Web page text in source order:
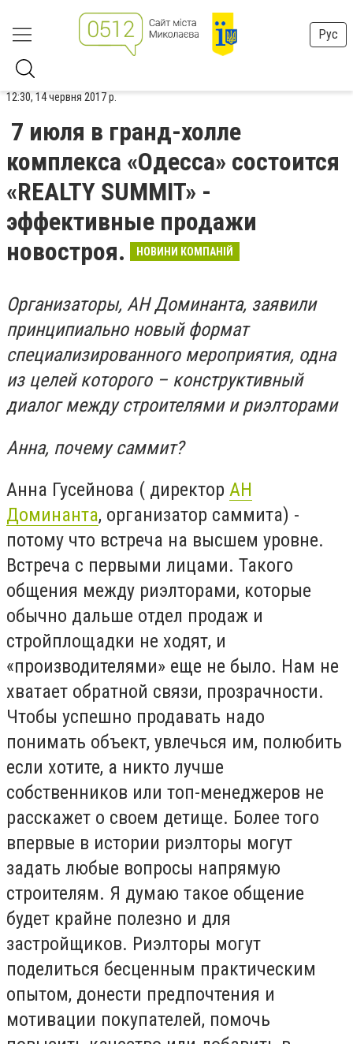
Рус
12:30, 14 червня 2017 р.
7 июля в гранд-холле
комплекса «Одесса» состоится
«REALTY SUMMIT» -
эффективные продажи
новостроя.
НОВИНИ КОМПАНІЙ
Организаторы, АН Доминанта, заявили
принципиально новый формат
специализированного мероприятия, одна
из целей которого – конструктивный
диалог между строителями и риэлторами
Анна, почему саммит?
Анна Гусейнова ( директор АН
Доминанта, организатор саммита) -
потому что встреча на высшем уровне.
Встреча с первыми лицами. Такого
общения между риэлторами, которые
обычно дальше отдел продаж и
стройплощадки не ходят, и
«производителями» еще не было. Нам не
хватает обратной связи, прозрачности.
Чтобы успешно продавать надо
понимать объект, увлечься им, полюбить
если хотите, а никто лучше
собственников или топ-менеджеров не
расскажет о своем детище. Более того
впервые в истории риэлторы могут
задать любые вопросы напрямую
строителям. Я думаю такое общение
будет крайне полезно и для
застройщиков. Риэлторы могут
поделиться бесценным практическим
опытом, донести предпочтения и
мотивации покупателей, помочь